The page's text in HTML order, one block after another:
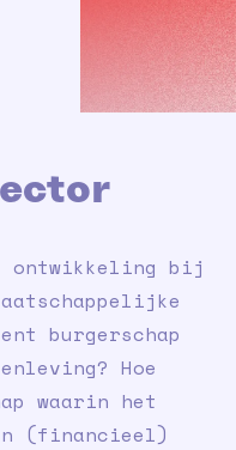
ontwikkeling bij
burgerschap
Hoe
waarin het
(financieel)